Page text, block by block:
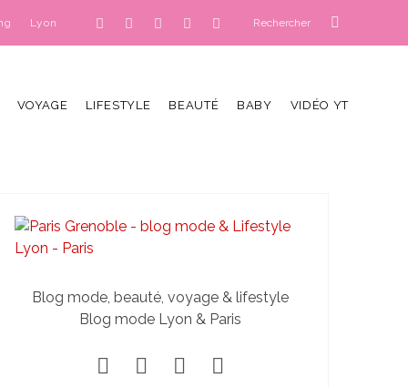
Lyon
VOYAGE LIFESTYLE BEAUTÉ BABY VIDÉO YT
Blog mode, beauté, voyage & lifestyle
Blog mode Lyon & Paris